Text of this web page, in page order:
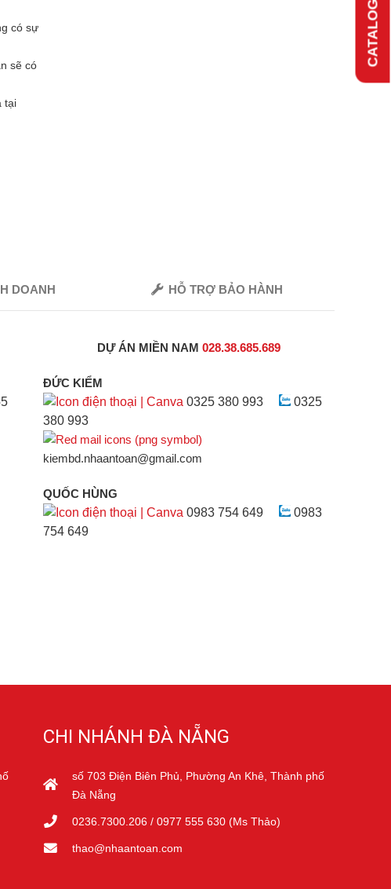
có sự
sẽ có
tại
DOANH HỖ TRỢ BẢO HÀNH
DỰ ÁN MIỀN NAM 028.38.685.689
ĐỨC KIỂM
0325 380 993
0325
380 993
kiembd.nhaantoan@gmail.com
QUỐC HÙNG
0983 754 649
0983
754 649
CHI NHÁNH ĐÀ NẴNG
số 703 Điện Biên Phủ, Phường An Khê, Thành phố
Đà Nẵng
0236.7300.206 / 0977 555 630 (Ms Thảo)
thao@nhaantoan.com